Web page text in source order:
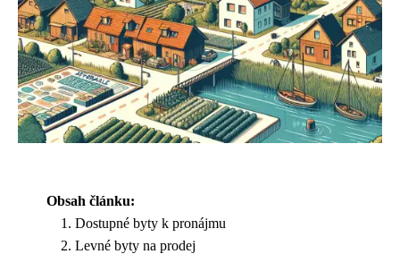
Obsah článku:
Dostupné byty k pronájmu
Levné byty na prodej